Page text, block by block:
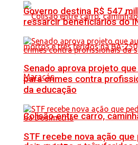
Colisão entre carro,
Governo destina R$ 547
ressarcir beneficiários do
Senado aprova projeto
para crimes contra
da educação
STF recebe nova ação